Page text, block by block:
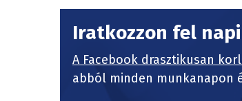
Iratkozzon fel
A Facebook drasztikusan
abból minden munkanapon